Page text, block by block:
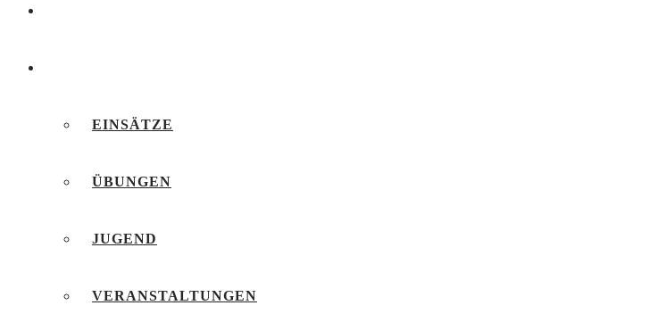
EINSÄTZE
ÜBUNGEN
JUGEND
VERANSTALTUNGEN